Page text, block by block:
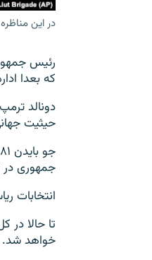
در این
رئیس
که بعدا
دونالد
حیثیت
جمهوری
انتخابات ریاست جمهوری
تا حالا
خواهد شد.